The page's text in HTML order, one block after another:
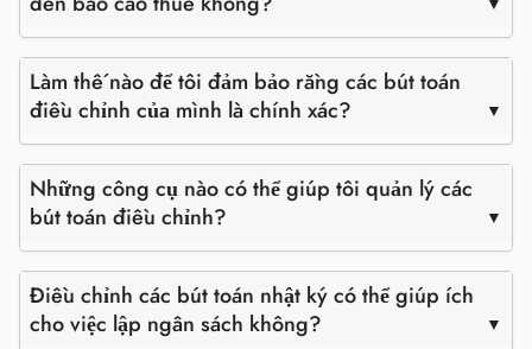
Làm thế nào để tôi đảm bảo rằng các bút toán
điều chỉnh của mình là chính xác?
Những công cụ nào có thể giúp tôi quản lý các
bút toán điều chỉnh?
Điều chỉnh các bút toán nhật ký có thể giúp ích
cho việc lập ngân sách không?